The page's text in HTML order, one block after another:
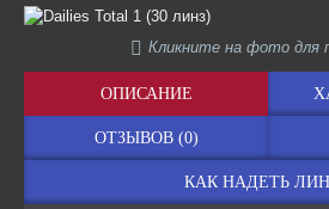
Кликните на фото для
ОПИСАНИЕ
ОТЗЫВОВ (0)
КАК НАДЕТЬ